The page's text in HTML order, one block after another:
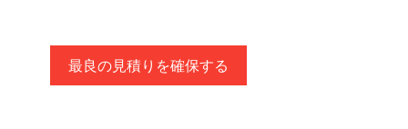
最良の見積りを確保する